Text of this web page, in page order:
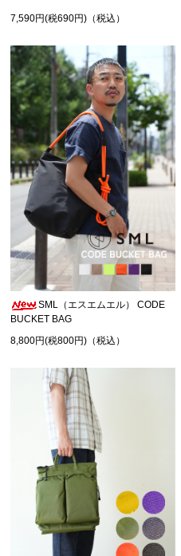
7,590円(税690円)（税込）
SML（エスエムエル） CODE
BUCKET BAG
8,800円(税800円)（税込）